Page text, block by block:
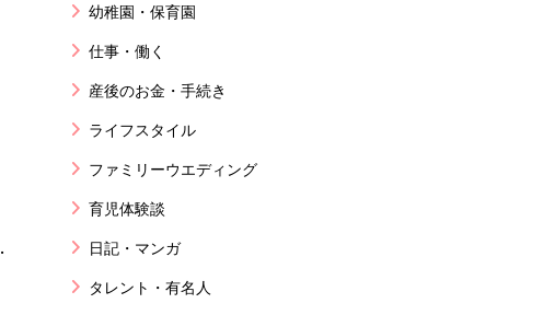
幼稚園・保育園
仕事・働く
産後のお金・手続き
ライフスタイル
ファミリーウエディング
育児体験談
日記・マンガ
タレント・有名人